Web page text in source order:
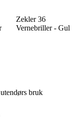
Zekler 36
Vernebriller - Gul
bruk